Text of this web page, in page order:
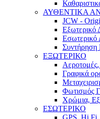
ΑΥΘΕΝΤΙΚΑ
JCW -
Εξωτερικό
Εσωτερικό
Συντήρηση
ΕΞΩΤΕΡΙΚΟ
Γραφικά
Φωτισμός
Χρώμια,
ΕΣΩΤΕΡΙΚΟ
GPS, Hi